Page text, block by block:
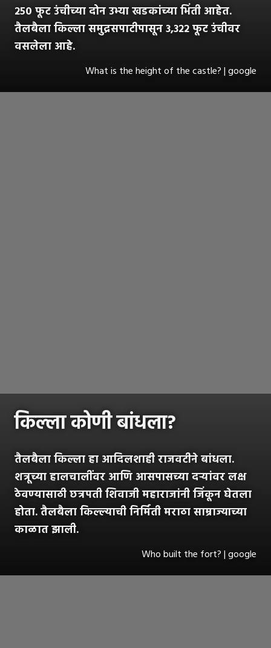
२५० फूट उंचीच्या दोन उभ्या खडकांच्या भिंती आहेत.
तैलबैला किल्ला समुद्रसपाटीपासून ३,३२२ फूट उंचीवर
वसलेला आहे.
What is the height of the castle? | google
किल्ला कोणी बांधला?
तैलबैला किल्ला हा आदिलशाही राजवटीने बांधला.
शत्रूच्या हालचालींवर आणि आसपासच्या दऱ्यांवर लक्ष
ठेवण्यासाठी छत्रपती शिवाजी महाराजांनी जिंकून घेतला
होता. तैलबैला किल्ल्याची निर्मिती मराठा साम्राज्याच्या
काळात झाली.
Who built the fort? | google